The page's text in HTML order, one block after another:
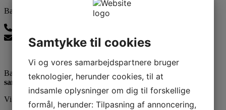
Ballerup Linedance
balleruplinedance@gmail.com
Ballerup Linedance er klubben uden stræben men med:
samvær - glæde - motion
Vi er medlem af DGI
Samtykke til cookies
Vi og vores samarbejdspartnere bruger
teknologier, herunder cookies, til at
indsamle oplysninger om dig til forskellige
formål, herunder: Tilpasning af annoncering,